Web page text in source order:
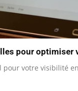
pour
pour votre visibilité